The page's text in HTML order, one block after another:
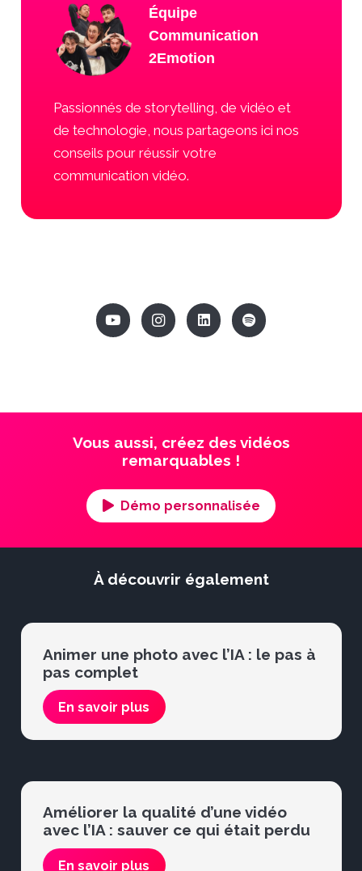
Équipe
Communication
2Emotion
Passionnés de storytelling, de vidéo et
de technologie, nous partageons ici nos
conseils pour réussir votre
communication vidéo.
Vous aussi, créez des vidéos
remarquables !
Démo personnalisée
À découvrir également
Animer une photo avec l’IA : le pas à
pas complet
En savoir plus
Améliorer la qualité d’une vidéo
avec l’IA : sauver ce qui était perdu
En savoir plus